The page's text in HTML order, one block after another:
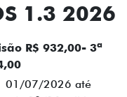
1.3 2026
R$ 932,00- 3ª
01/07/2026 até